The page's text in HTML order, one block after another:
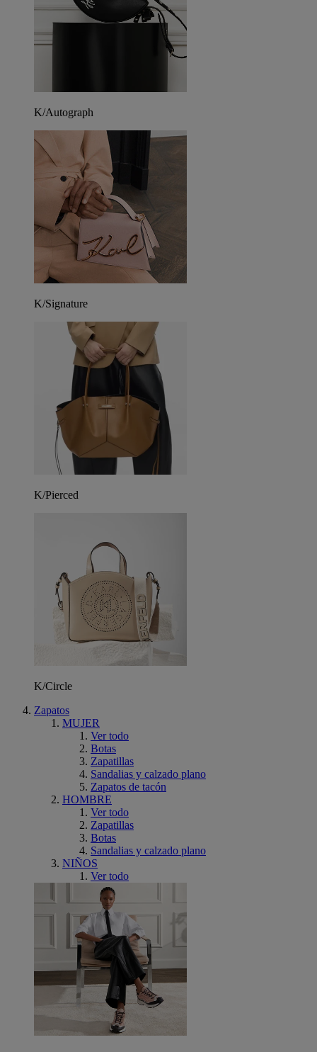
K/Autograph
K/Signature
K/Pierced
K/Circle
Zapatos
MUJER
Ver todo
Botas
Zapatillas
Sandalias y calzado plano
Zapatos de tacón
HOMBRE
Ver todo
Zapatillas
Botas
Sandalias y calzado plano
NIÑOS
Ver todo